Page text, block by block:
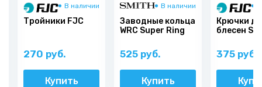
В наличии
Тройники FJC
270 руб.
Купить
В наличии
Заводные кольца
WRC Super Ring
525 руб.
Купить
Крючки
блесен S-
375 руб.